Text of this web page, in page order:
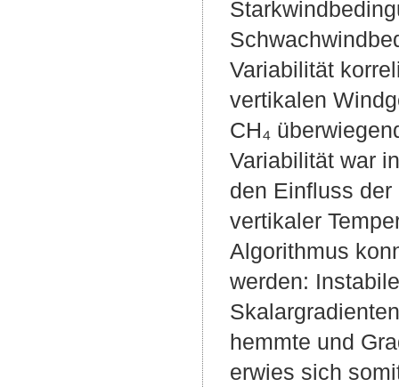
Variabilität
vertikalen
CH₄
Variabilität war
den Einfluss
vertikaler
Algorithmus
werden:
hemmte und
erwies sich